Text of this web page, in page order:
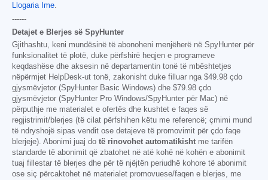
Llogaria Ime.
------
Detajet e Blerjes së SpyHunter
Gjithashtu, keni mundësinë të abonoheni menjëherë në SpyHunter për
funksionalitet të plotë, duke përfshirë heqjen e programeve
keqdashëse dhe aksesin në departamentin tonë të mbështetjes
nëpërmjet HelpDesk-ut tonë, zakonisht duke filluar nga $49.98 çdo
gjysmëvjetor (SpyHunter Basic Windows) dhe $79.98 çdo
gjysmëvjetor (SpyHunter Pro Windows/SpyHunter për Mac) në
përputhje me materialet e ofertës dhe kushtet e faqes së
regjistrimit/blerjes (të cilat përfshihen këtu me referencë; çmimi mund
të ndryshojë sipas vendit ose detajeve të promovimit për çdo faqe
blerjeje). Abonimi juaj do të rinovohet automatikisht me tarifën
standarde të abonimit që zbatohet në atë kohë në kohën e abonimit
tuaj fillestar të blerjes dhe për të njëjtën periudhë kohore të abonimit
ose siç përcaktohet në materialet promovuese/faqen e blerjes, me